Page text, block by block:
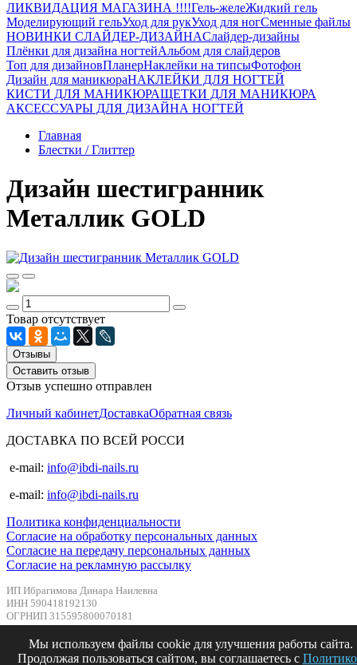
ЛИКВИДАЦИЯ МАГАЗИНА !!!!Гель-желеЖидкий гель
Моделирующий гельУход для рукУход для ногСменные файлы
НОВИНКИ СЛАЙДЕР-ДИЗАЙНАСлайдер-дизайны
Плёнки для дизайна ногтейАльбом для слайдеров
Топ для дизайновПланерНаклейки на типсыФотофон
Дизайн для маникюраНАКЛЕЙКИ ДЛЯ НОГТЕЙ
КИСТИ ДЛЯ МАНИКЮРАЩЕТКИ ДЛЯ МАНИКЮРА
АКСЕССУАРЫ ДЛЯ ДИЗАЙНА НОГТЕЙ
Главная
Блестки / Глиттер
Дизайн шестигранник
Металлик GOLD
Товар отсутствует
Отзывы
Оставить отзыв
Отзыв успешно отправлен
Личный кабинетДоставкаОбратная связь
ДОСТАВКА ПО ВСЕЙ РОССИ
e-mail: info@ibdi-nails.ru
e-mail: info@ibdi-nails.ru
Политика конфиденциальности
Согласие на обработку персональных данных
Согласие на передачу персональных данных
Согласие на рекламную рассылку
ИП Ибрагимова Динара Наилевна
ИНН 590418192130
ОГРНИП 315595800070181
Мы используем файлы cookie для улучшения работы сайта.
Продолжая пользоваться сайтом, вы соглашаетесь с